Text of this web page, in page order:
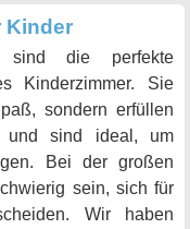
Kinder
sind die perfekte
Kinderzimmer. Sie
sondern erfüllen
und sind ideal, um
Bei der großen
sein, sich für
Wir haben